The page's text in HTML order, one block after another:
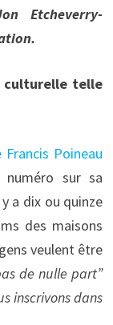
Etcheverry-
culturelle telle
Poineau
numéro sur sa
a dix ou quinze
des maisons
veulent être
de nulle part”
inscrivons dans